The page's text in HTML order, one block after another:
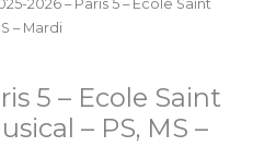
2026 – Paris 5 – Ecole Saint
– Mardi
5 – Ecole Saint
– PS, MS –